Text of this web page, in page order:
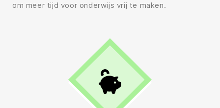
om meer tijd voor onderwijs vrij te maken.